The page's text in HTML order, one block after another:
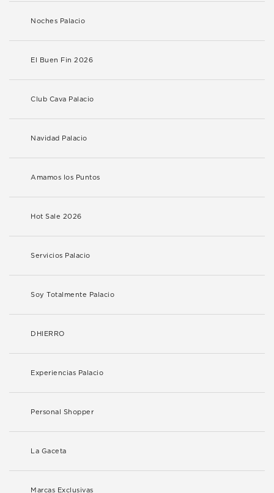
Noches Palacio
El Buen Fin 2026
Club Cava Palacio
Navidad Palacio
Amamos los Puntos
Hot Sale 2026
Servicios Palacio
Soy Totalmente Palacio
DHIERRO
Experiencias Palacio
Personal Shopper
La Gaceta
Marcas Exclusivas